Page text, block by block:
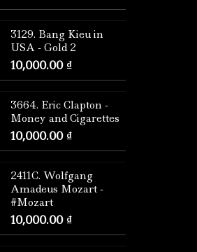
3129. Bang Kieu in
USA - Gold 2
10,000.00 ₫
3664. Eric Clapton -
Money and Cigarettes
10,000.00 ₫
2411C. Wolfgang
Amadeus Mozart -
#Mozart
10,000.00 ₫